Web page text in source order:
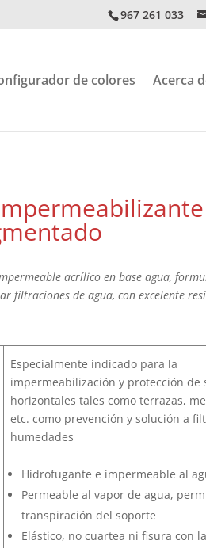
967 261 033
de colores Acerca
acrílico en base agua,
filtraciones de agua, con excelente
​Especialmente indicado para la
impermeabilización y protección de
horizontales tales como terrazas,
etc. como prevención y solución a
humedades
Hidrofugante e impermeable al
Permeable al vapor de agua,
transpiración del soporte
Elástico, no cuartea ni fisura con